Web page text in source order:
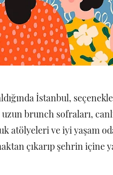
İstanbul,
uzun brunch sofraları,
atölyeleri ve iyi yaşam
çıkarıp şehrin içine